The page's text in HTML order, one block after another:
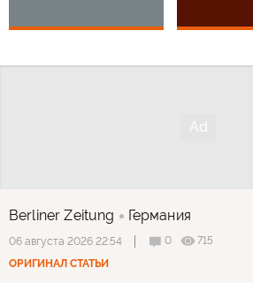
Berliner Zeitung Германия
06 августа 2026 22:54 0
715
ОРИГИНАЛ СТАТЬИ